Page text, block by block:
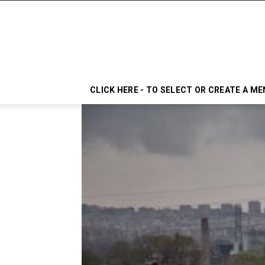
CLICK HERE - TO SELECT OR CREATE A